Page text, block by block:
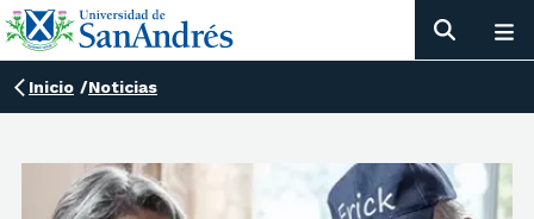
Inicio /Noticias